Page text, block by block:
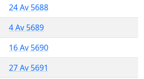
24 Av 5688
4 Av 5689
16 Av 5690
27 Av 5691